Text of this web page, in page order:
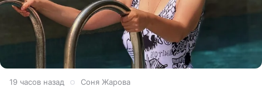
19 часов назад Соня Жарова